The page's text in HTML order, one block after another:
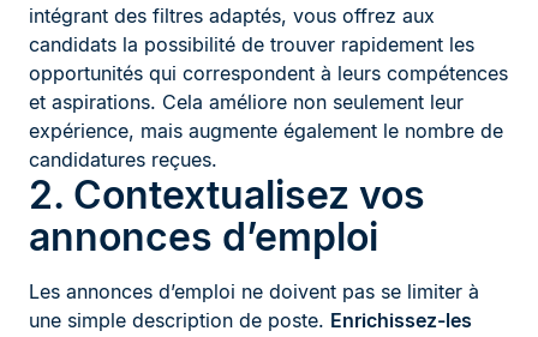
intégrant des filtres adaptés, vous offrez aux
candidats la possibilité de trouver rapidement les
opportunités qui correspondent à leurs compétences
et aspirations. Cela améliore non seulement leur
expérience, mais augmente également le nombre de
candidatures reçues.
2. Contextualisez vos
annonces d’emploi
Les annonces d’emploi ne doivent pas se limiter à
une simple description de poste. Enrichissez-les